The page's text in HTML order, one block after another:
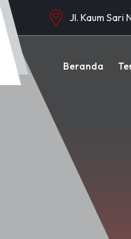
Jl. Kaum Sari
Beranda